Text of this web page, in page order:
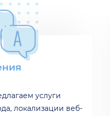
услуги
локализации веб-